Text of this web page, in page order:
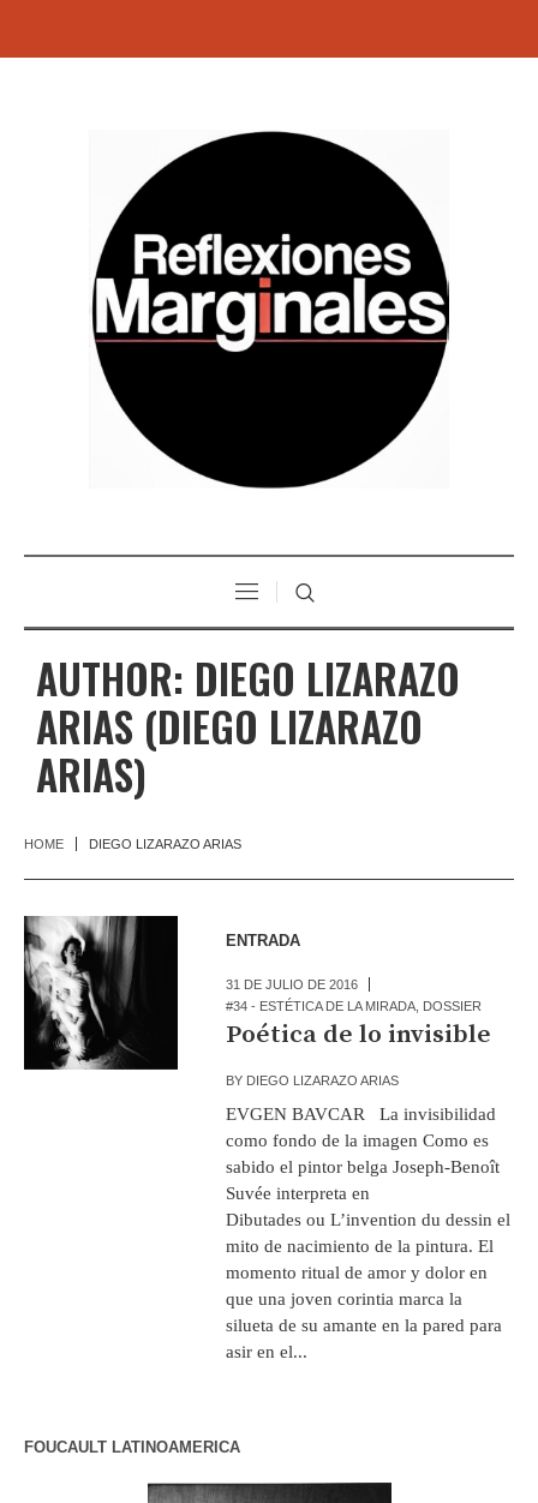
AUTHOR: DIEGO LIZARAZO
ARIAS (DIEGO LIZARAZO
ARIAS)
HOME DIEGO LIZARAZO ARIAS
ENTRADA
31 DE JULIO DE 2016
#34 - ESTÉTICA DE LA MIRADA DOSSIER
Poética de lo invisible
BY DIEGO LIZARAZO ARIAS
EVGEN BAVCAR La invisibilidad
como fondo de la imagen Como es
sabido el pintor belga Joseph-Benoît
Suvée interpreta en
Dibutades ou L’invention du dessin el
mito de nacimiento de la pintura. El
momento ritual de amor y dolor en
que una joven corintia marca la
silueta de su amante en la pared para
asir en el...
FOUCAULT LATINOAMERICA